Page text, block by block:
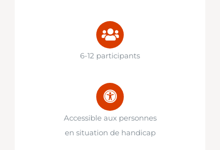
6-12 participants
Accessible aux personnes
en situation de handicap